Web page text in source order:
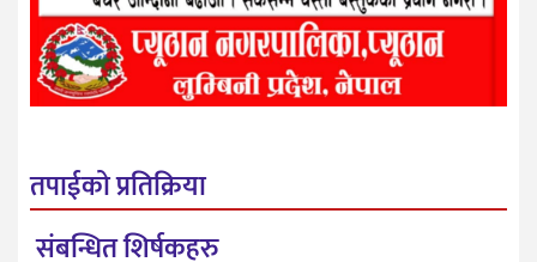
तपाईको प्रतिक्रिया
संबन्धित शिर्षकहरु